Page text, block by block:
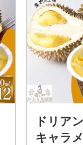
ドリア
キャラ